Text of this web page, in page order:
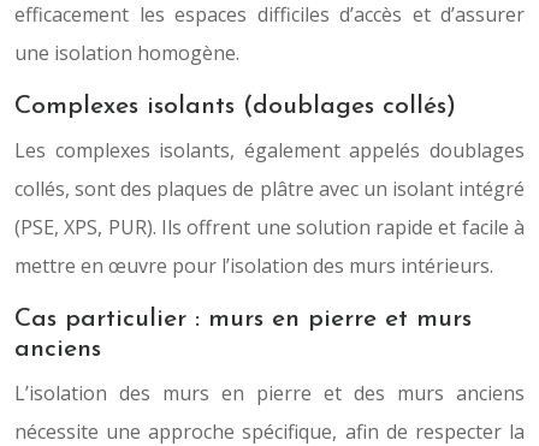
efficacement les espaces difficiles d’accès et d’assurer
une isolation homogène.
Complexes isolants (doublages collés)
Les complexes isolants, également appelés doublages
collés, sont des plaques de plâtre avec un isolant intégré
(PSE, XPS, PUR). Ils offrent une solution rapide et facile à
mettre en œuvre pour l’isolation des murs intérieurs.
Cas particulier : murs en pierre et murs
anciens
L’isolation des murs en pierre et des murs anciens
nécessite une approche spécifique, afin de respecter la